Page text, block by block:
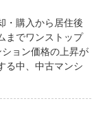
・購入から居住後
までワンストップ
ョン価格の上昇が
る中、中古マンシ